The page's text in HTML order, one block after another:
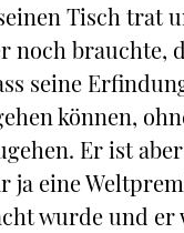
Tisch trat
noch brauchte,
seine
können,
Er ist
ja eine
wurde und er